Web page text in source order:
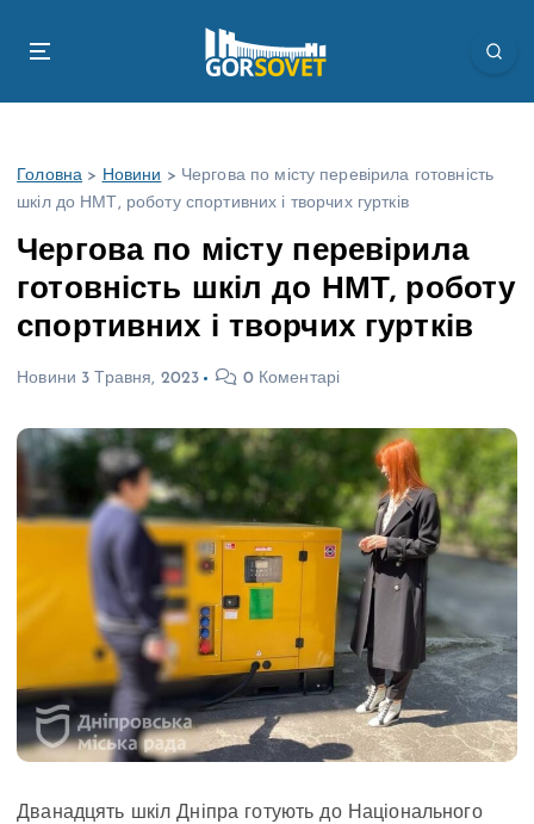
Головна > Новини > Чергова по місту перевірила готовність
шкіл до НМТ, роботу спортивних і творчих гуртків
Чергова по місту перевірила
готовність шкіл до НМТ, роботу
спортивних і творчих гуртків
Новини 3 Травня, 2023 0 Коментарі
Дванадцять шкіл Дніпра готують до Національного